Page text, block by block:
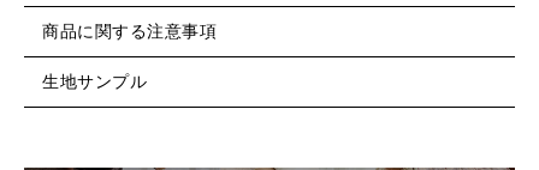
商品に関する注意事項
生地サンプル